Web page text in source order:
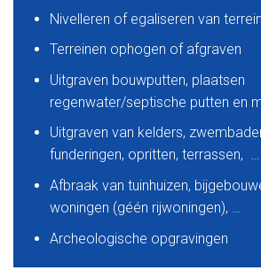
Nivelleren of egaliseren van
Terreinen ophogen of afgraven
Uitgraven bouwputten, plaatsen
regenwater/septische putten en
Uitgraven van kelders,
funderingen, opritten, terrassen, …
Afbraak van tuinhuizen,
woningen (géén rijwoningen), …
Archeologische opgravingen